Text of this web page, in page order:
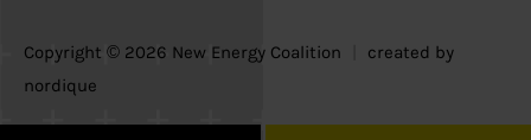
Copyright © 2026 New Energy Coalition
created by
nordique